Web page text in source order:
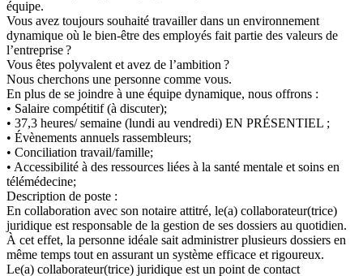
équipe.
Vous avez toujours souhaité travailler dans un environnement
dynamique où le bien-être des employés fait partie des valeurs de
l’entreprise ?
Vous êtes polyvalent et avez de l’ambition ?
Nous cherchons une personne comme vous.
En plus de se joindre à une équipe dynamique, nous offrons :
• Salaire compétitif (à discuter);
• 37,3 heures/ semaine (lundi au vendredi) EN PRÉSENTIEL ;
• Évènements annuels rassembleurs;
• Conciliation travail/famille;
• Accessibilité à des ressources liées à la santé mentale et soins en
télémédecine;
Description de poste :
En collaboration avec son notaire attitré, le(a) collaborateur(trice)
juridique est responsable de la gestion de ses dossiers au quotidien.
À cet effet, la personne idéale sait administrer plusieurs dossiers en
même temps tout en assurant un système efficace et rigoureux.
Le(a) collaborateur(trice) juridique est un point de contact